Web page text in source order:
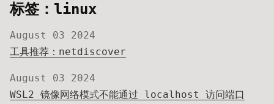
标签：linux
August 03 2024
工具推荐：netdiscover
August 03 2024
WSL2 镜像网络模式不能通过 localhost 访问端口